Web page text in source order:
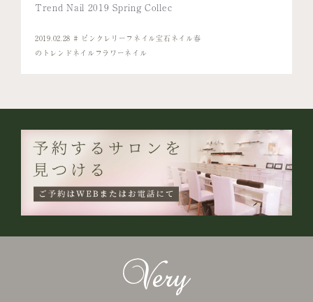
Trend Nail 2019 Spring Collec
2019.02.28 ピンク レリーフネイル宝石ネイル春
のトレンドネイル フラワーネイル